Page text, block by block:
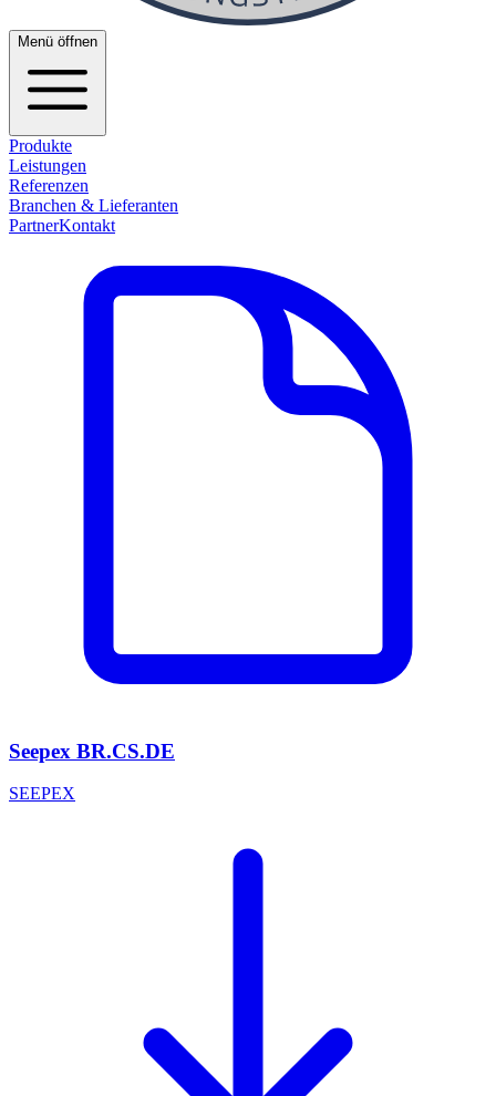
Menü öffnen
Produkte
Leistungen
Referenzen
Branchen & Lieferanten
PartnerKontakt
Seepex BR.CS.DE
SEEPEX